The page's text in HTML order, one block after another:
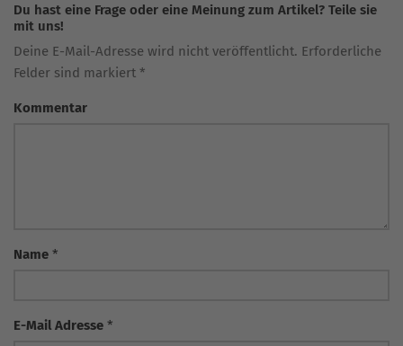
Du hast eine Frage oder eine Meinung zum Artikel? Teile sie
mit uns!
Deine E-Mail-Adresse wird nicht veröffentlicht. Erforderliche
Felder sind markiert *
Kommentar
Name *
E-Mail Adresse *